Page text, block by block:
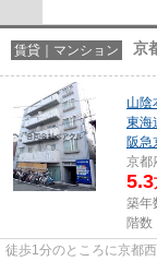
賃貸｜マンション 京
山陰
東海
阪急
京都
5.3
築年
階数
徒歩1分のところに京都